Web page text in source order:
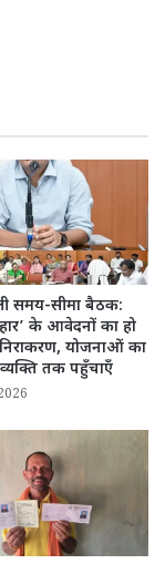
समय-सीमा बैठक:
के आवेदनों का हो
निराकरण, योजनाओं का
तक पहुँचाएँ